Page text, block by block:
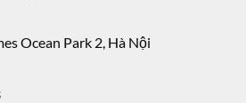
Ocean Park 2, Hà Nội